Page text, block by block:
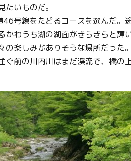
いものだ。
号線をたどるコースを選んだ。
わうち湖の湖面がきらきらと輝
楽しみがありそうな場所だった。
ぐ前の川内川はまだ渓流で、橋